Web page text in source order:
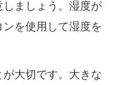
しましょう。湿度が
を使用して湿度を
大切です。大きな